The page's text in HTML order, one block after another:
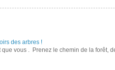
des arbres !
que vous . Prenez le chemin de la forêt,